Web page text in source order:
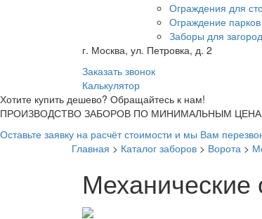
Ограждения для
Ограждение парков
Заборы для
г. Москва, ул. Петровка, д. 2
Заказать звонок
Калькулятор
Хотите купить дешево? Обращайтесь к нам!
ПРОИЗВОДСТВО ЗАБОРОВ ПО МИНИМАЛЬНЫМ ЦЕНАМ
Оставьте заявку на расчёт стоимости и мы Вам
Главная > Каталог заборов > Ворота >
Механические